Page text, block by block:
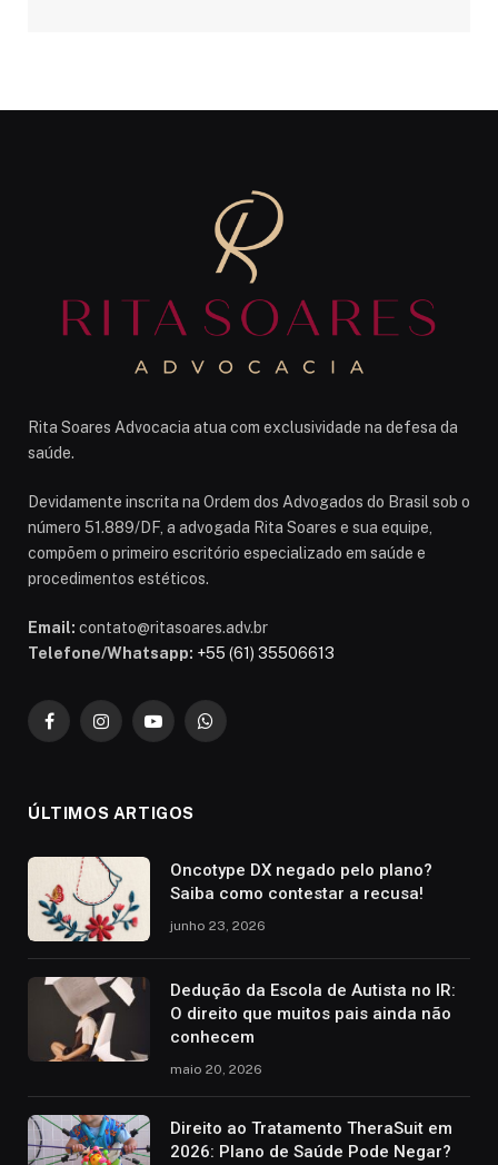
Rita Soares Advocacia atua com exclusividade na defesa da
saúde.
Devidamente inscrita na Ordem dos Advogados do Brasil sob o
número 51.889/DF, a advogada Rita Soares e sua equipe,
compõem o primeiro escritório especializado em saúde e
procedimentos estéticos.
Email: contato@ritasoares.adv.br
Telefone/Whatsapp: +55 (61) 35506613
FacebookInstagramYouTubeWhatsApp
ÚLTIMOS ARTIGOS
Oncotype DX negado pelo plano?
Saiba como contestar a recusa!
junho 23, 2026
Dedução da Escola de Autista no IR:
O direito que muitos pais ainda não
conhecem
maio 20, 2026
Direito ao Tratamento TheraSuit em
2026: Plano de Saúde Pode Negar?